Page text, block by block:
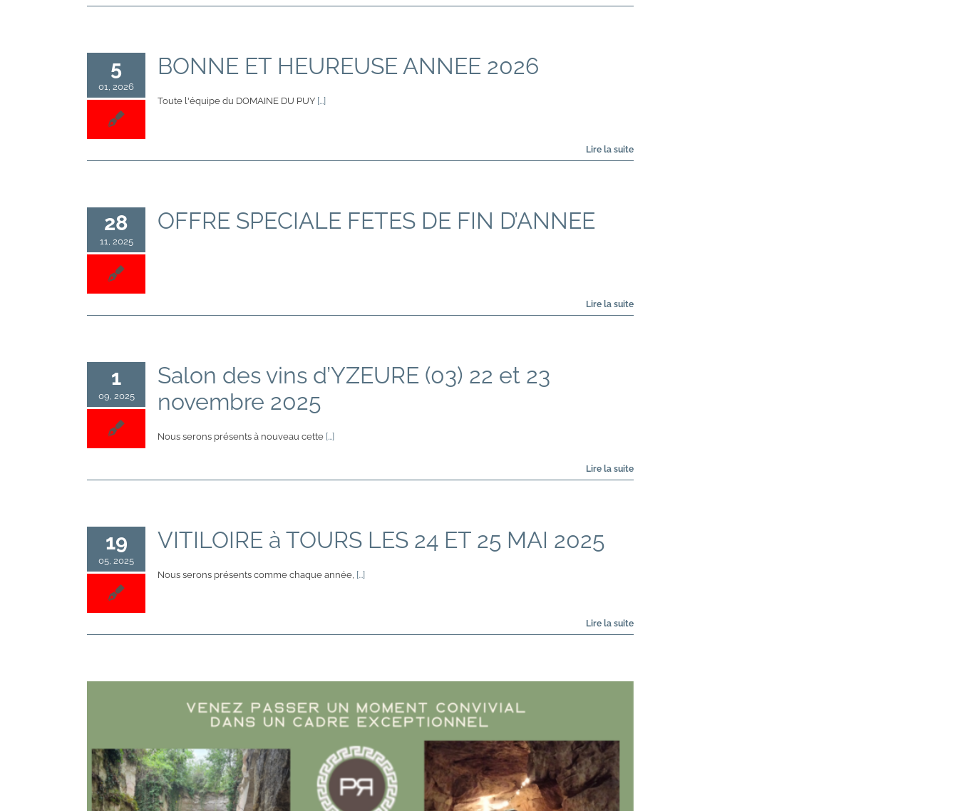
5
01, 2026
BONNE ET HEUREUSE ANNEE 2026
Toute l'équipe du DOMAINE DU PUY [...]
28
11, 2025
OFFRE SPECIALE FETES DE FIN D’ANNEE
1
09, 2025
Salon des vins d’YZEURE (03) 22 et 23
novembre 2025
Nous serons présents à nouveau cette [...]
19
05, 2025
VITILOIRE à TOURS LES 24 ET 25 MAI 2025
Nous serons présents comme chaque année, [...]